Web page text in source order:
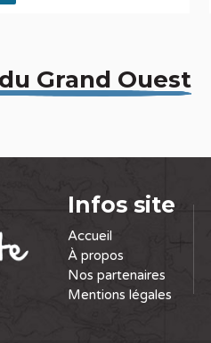
Grand Ouest
Infos site
Accueil
À propos
Nos partenaires
Mentions légales